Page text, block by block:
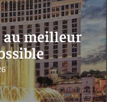
au meilleur